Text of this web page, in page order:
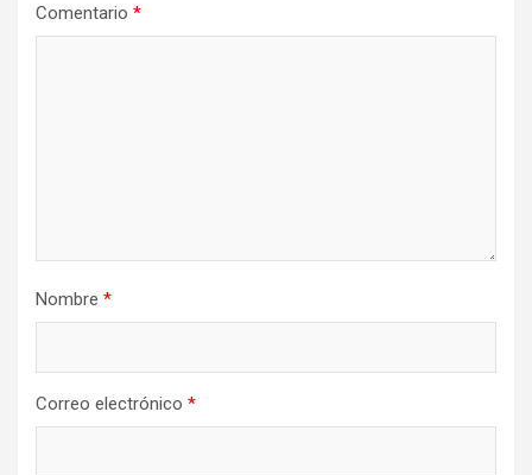
Comentario *
Nombre *
Correo electrónico *